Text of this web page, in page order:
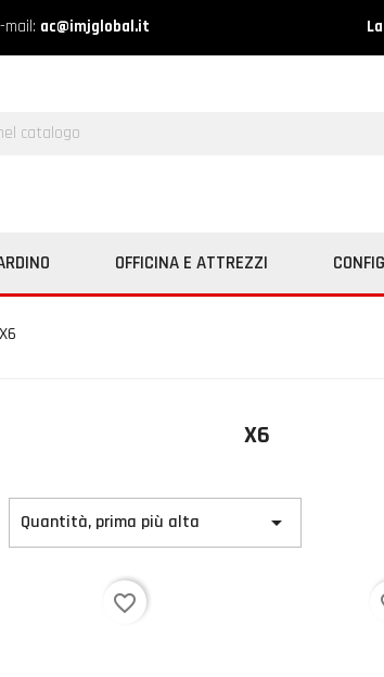
mail: ac@imjglobal.it
OFFICINA E ATTREZZI
X6
X6
Quantità, prima più alta 
favorite_border